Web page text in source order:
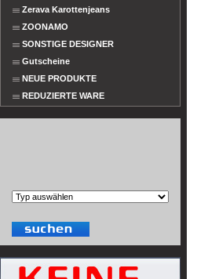
Zerava Karottenjeans
ZOONAMO
SONSTIGE DESIGNER
Gutscheine
NEUE PRODUKTE
REDUZIERTE WARE